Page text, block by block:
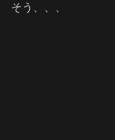
そう、、、